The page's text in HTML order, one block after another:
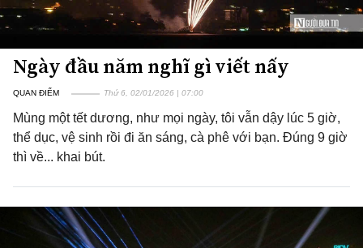
Ngày đầu năm nghĩ gì viết nấy
QUAN ĐIỂM Thứ 6, 02/01/2026 | 07:00
Mùng một tết dương, như mọi ngày, tôi vẫn dậy lúc 5 giờ,
thể dục, vệ sinh rồi đi ăn sáng, cà phê với bạn. Đúng 9 giờ
thì về... khai bút.